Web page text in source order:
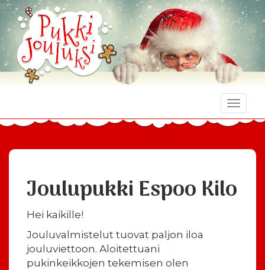
Toggle
Joulupukki Espoo Kilo
Hei kaikille!
Jouluvalmistelut tuovat paljon iloa
jouluviettoon. Aloitettuani
pukinkeikkojen tekemisen olen